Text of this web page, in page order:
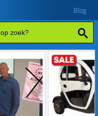
Blog